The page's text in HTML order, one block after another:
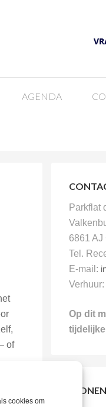
cookies om
AGENDA
of
Parkflat
6861 AJ
Tel.
E-mail:
Verhuur:
Op dit